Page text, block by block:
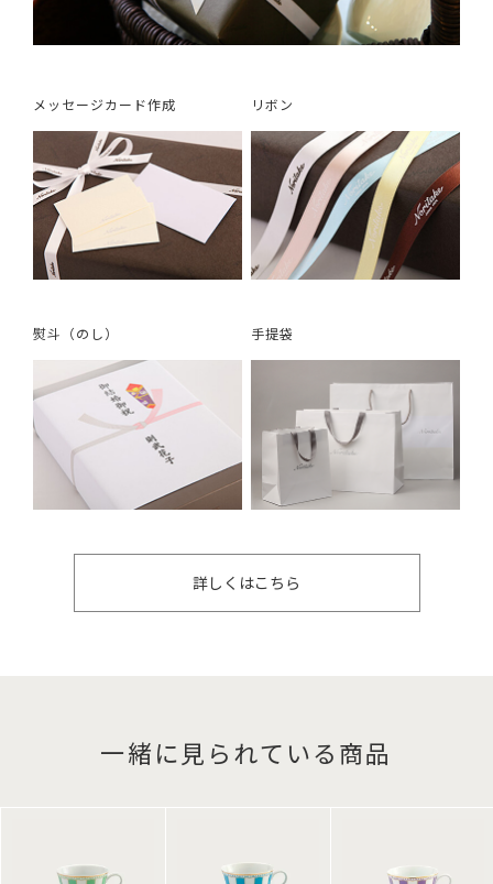
メッセージカード作成 リボン
熨斗（のし） 手提袋
詳しくはこちら
一緒に見られている商品